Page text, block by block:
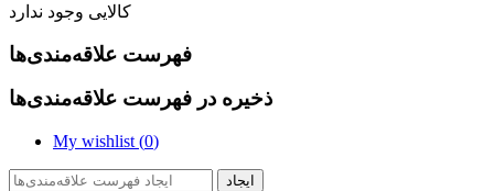
کالایی وجود ندارد
فهرست علاقه‌مندی‌ها
ذخیره در فهرست علاقه‌مندی‌ها
My wishlist (0)
ایجاد